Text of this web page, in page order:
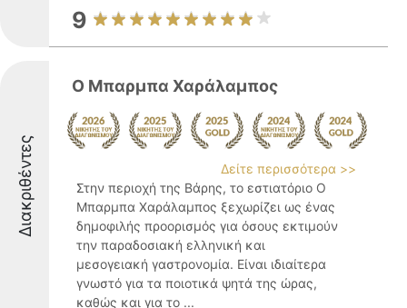
9
Διακριθέντες
Ο Μπαρμπα Χαράλαμπος
Δείτε περισσότερα >>
Στην περιοχή της Βάρης, το εστιατόριο Ο
Μπαρμπα Χαράλαμπος ξεχωρίζει ως ένας
δημοφιλής προορισμός για όσους εκτιμούν
την παραδοσιακή ελληνική και
μεσογειακή γαστρονομία. Είναι ιδιαίτερα
γνωστό για τα ποιοτικά ψητά της ώρας,
καθώς και για το ...